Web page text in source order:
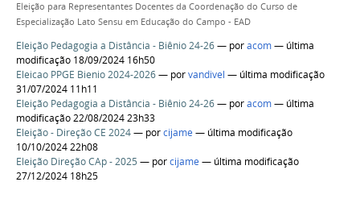
Eleição para Representantes Docentes da Coordenação do Curso de
Especialização Lato Sensu em Educação do Campo - EAD
Eleição Pedagogia a Distância - Biênio 24-26— poracom— última
modificação 18/09/2024 16h50
Eleicao PPGE Bienio 2024-2026— porvandivel — última modificação
31/07/2024 11h11
Eleição Pedagogia a Distância - Biênio 24-26— poracom— última
modificação 22/08/2024 23h33
Eleição - Direção CE 2024— porcijame — última modificação
10/10/2024 22h08
Eleição Direção CAp - 2025 — porcijame — última modificação
27/12/2024 18h25